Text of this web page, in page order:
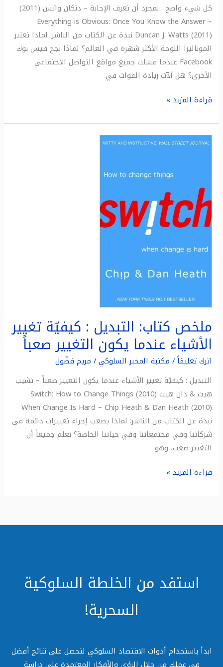
كل شيء واضح : بمجرد أن تعرف الإجابة – دنكان واتس (2011)
Everything is Obvious: Once You Know the Answer –
Duncan J. Watts (2011) نبذة عن الكتاب من الناشر: لماذا تعتبر
الموناليزا اللوحة الأكثر شهرة في العالم؟ لماذا نجح فيس بوك
Facebook عندما فشلت جميع مواقع التواصل الاجتماعي
الأخرى؟ هل أدّت زيادة القوات في
قراءة المزيد »
ملخص كتاب: التبديل : كيفيّة تغيير
الأشياء عندما يكون التغيير صعباً
اترك تعليقاً/ مكتبة المخبر السلوكي/ مريم فضّول
التبديل : كيفيّة تغيير الأشياء عندما يكون التغيير صعباً – تشيب
هيث & دان هيث (2010) Switch: How to Change Things
When Change Is Hard – Chip Heath & Dan Heath (2010)
نبذة عن الكتاب من الناشر: لماذا يصعب إجراء تغييرات دائمة في
شركاتنا وفي مجتمعاتنا وفي حياتنا الخاصة؟ نعلم جميعاً أن
التغيير صعب، وهو
ملخص
كيفيّة
تغيير
الأشياء
يكون
صعباً
قراءة المزيد »
استفد من الخلطة السلوكية
السحرية!
ابدأ باستخدام أدوات الاقتصاد السلوكي لتحصل على نتائج أفضل